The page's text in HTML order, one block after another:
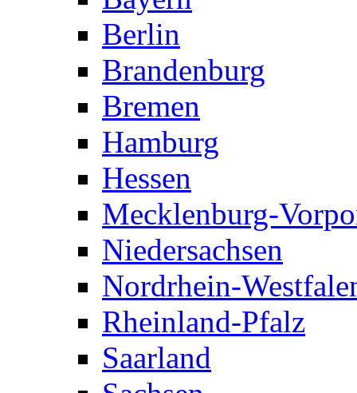
Berlin
Brandenburg
Bremen
Hamburg
Hessen
Mecklenburg-
Niedersachsen
Nordrhein-
Rheinland-Pfalz
Saarland